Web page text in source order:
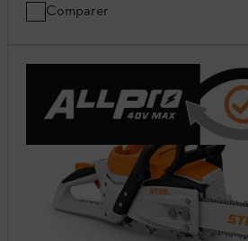
Comparer